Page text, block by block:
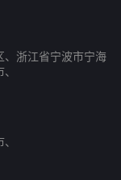
浙江省宁波市宁海